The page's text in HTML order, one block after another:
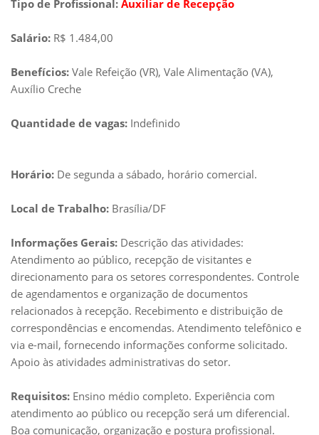
Tipo de Profissional: Auxiliar de Recepção
Salário: R$ 1.484,00
Benefícios: Vale Refeição (VR), Vale Alimentação (VA),
Auxílio Creche
Quantidade de vagas: Indefinido
Horário: De segunda a sábado, horário comercial.
Local de Trabalho: Brasília/DF
Informações Gerais: Descrição das atividades:
Atendimento ao público, recepção de visitantes e
direcionamento para os setores correspondentes. Controle
de agendamentos e organização de documentos
relacionados à recepção. Recebimento e distribuição de
correspondências e encomendas. Atendimento telefônico e
via e-mail, fornecendo informações conforme solicitado.
Apoio às atividades administrativas do setor.
Requisitos: Ensino médio completo. Experiência com
atendimento ao público ou recepção será um diferencial.
Boa comunicação, organização e postura profissional.